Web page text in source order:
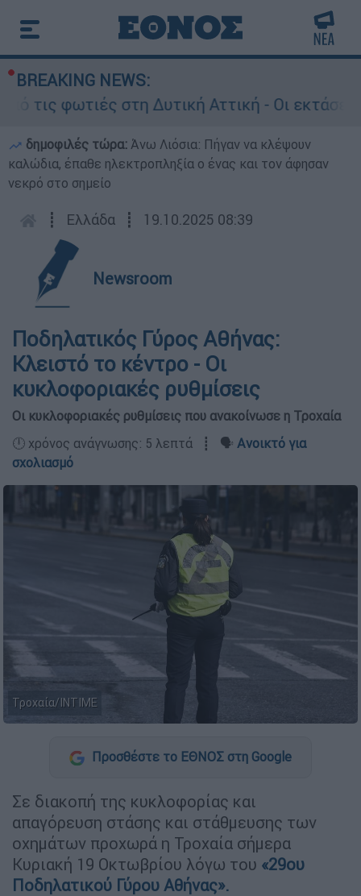
BREAKING NEWS:
φωτιές στη Δυτική Αττική - Οι εκτάσεις που
δημοφιλές τώρα: Άνω Λιόσια: Πήγαν να κλέψουν
καλώδια, έπαθε ηλεκτροπληξία ο ένας και τον άφησαν
νεκρό στο σημείο
┋ Ελλάδα ┋ 19.10.2025 08:39
Newsroom
Ποδηλατικός Γύρος Αθήνας:
Κλειστό το κέντρο - Οι
κυκλοφοριακές ρυθμίσεις
Οι κυκλοφοριακές ρυθμίσεις που ανακοίνωσε η Τροχαία
🕛 χρόνος ανάγνωσης: 5 λεπτά ┋ 🗣️ Ανοικτό για
σχολιασμό
Τροχαία/INTIME
Προσθέστε το ΕΘΝΟΣ στη Google
Σε διακοπή της κυκλοφορίας και
απαγόρευση στάσης και στάθμευσης των
οχημάτων προχωρά η Τροχαία σήμερα
Κυριακή 19 Οκτωβρίου λόγω του «29ου
Ποδηλατικού Γύρου Αθήνας».